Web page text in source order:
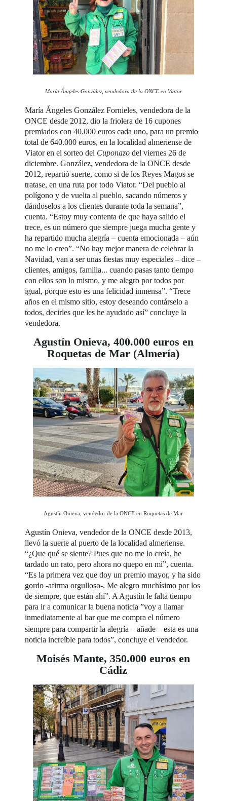
María Ángeles González, vendedora de la ONCE en Viator
María Ángeles González Fornieles, vendedora de la
ONCE desde 2012, dio la friolera de 16 cupones
premiados con 40.000 euros cada uno, para un premio
total de 640.000 euros, en la localidad almeriense de
Viator en el sorteo del Cuponazo del viernes 26 de
diciembre. González, vendedora de la ONCE desde
2012, repartió suerte, como si de los Reyes Magos se
tratase, en una ruta por todo Viator. “Del pueblo al
polígono y de vuelta al pueblo, sacando números y
dándoselos a los clientes durante toda la semana”,
cuenta. “Estoy muy contenta de que haya salido el
trece, es un número que siempre juega mucha gente y
ha repartido mucha alegría – cuenta emocionada – aún
no me lo creo”. “No hay mejor manera de celebrar la
Navidad, van a ser unas fiestas muy especiales – dice –
clientes, amigos, familia... cuando pasas tanto tiempo
con ellos son lo mismo, y me alegro por todos por
igual, porque esto es una felicidad inmensa”. “Trece
años en el mismo sitio, estoy deseando contárselo a
todos, decirles que les he ayudado así” concluye la
vendedora.
Agustín Onieva, 400.000 euros en
Roquetas de Mar (Almería)
Agustín Onieva, vendedor de la ONCE en Roquetas de Mar
Agustín Onieva, vendedor de la ONCE desde 2013,
llevó la suerte al puerto de la localidad almeriense.
“¿Que qué se siente? Pues que no me lo creía, he
tardado un rato, pero ahora no quepo en mí”, cuenta.
“Es la primera vez que doy un premio mayor, y ha sido
gordo -afirma orgulloso-. Me alegro muchísimo por los
de siempre, que están ahí”. A Agustín le falta tiempo
para ir a comunicar la buena noticia ”voy a llamar
inmediatamente al bar que me compra el número
siempre para compartir la alegría – añade – esta es una
noticia increíble para todos”, concluye el vendedor.
Moisés Mante, 350.000 euros en
Cádiz